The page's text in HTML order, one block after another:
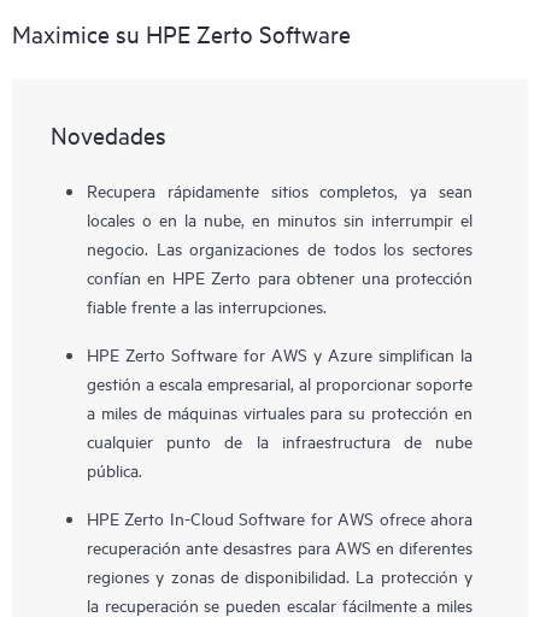
Maximice su HPE Zerto Software
Novedades
Recupera rápidamente sitios completos, ya sean
locales o en la nube, en minutos sin interrumpir el
negocio. Las organizaciones de todos los sectores
confían en HPE Zerto para obtener una protección
fiable frente a las interrupciones.
HPE Zerto Software for AWS y Azure simplifican la
gestión a escala empresarial, al proporcionar soporte
a miles de máquinas virtuales para su protección en
cualquier punto de la infraestructura de nube
pública.
HPE Zerto In-Cloud Software for AWS ofrece ahora
recuperación ante desastres para AWS en diferentes
regiones y zonas de disponibilidad. La protección y
la recuperación se pueden escalar fácilmente a miles